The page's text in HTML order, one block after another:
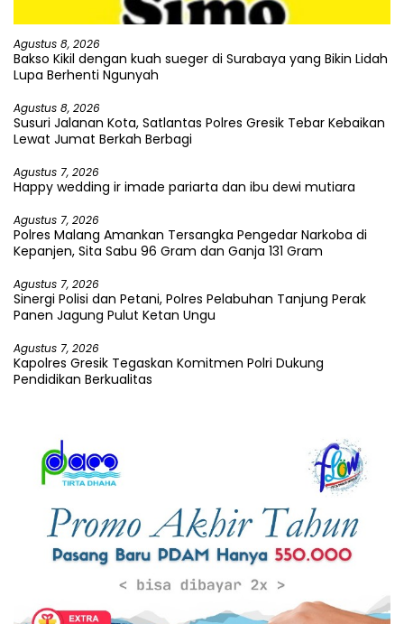
Agustus 8, 2026
Bakso Kikil dengan kuah sueger di Surabaya yang Bikin Lidah
Lupa Berhenti Ngunyah
Agustus 8, 2026
Susuri Jalanan Kota, Satlantas Polres Gresik Tebar Kebaikan
Lewat Jumat Berkah Berbagi
Agustus 7, 2026
Happy wedding ir imade pariarta dan ibu dewi mutiara
Agustus 7, 2026
Polres Malang Amankan Tersangka Pengedar Narkoba di
Kepanjen, Sita Sabu 96 Gram dan Ganja 131 Gram
Agustus 7, 2026
Sinergi Polisi dan Petani, Polres Pelabuhan Tanjung Perak
Panen Jagung Pulut Ketan Ungu
Agustus 7, 2026
Kapolres Gresik Tegaskan Komitmen Polri Dukung
Pendidikan Berkualitas